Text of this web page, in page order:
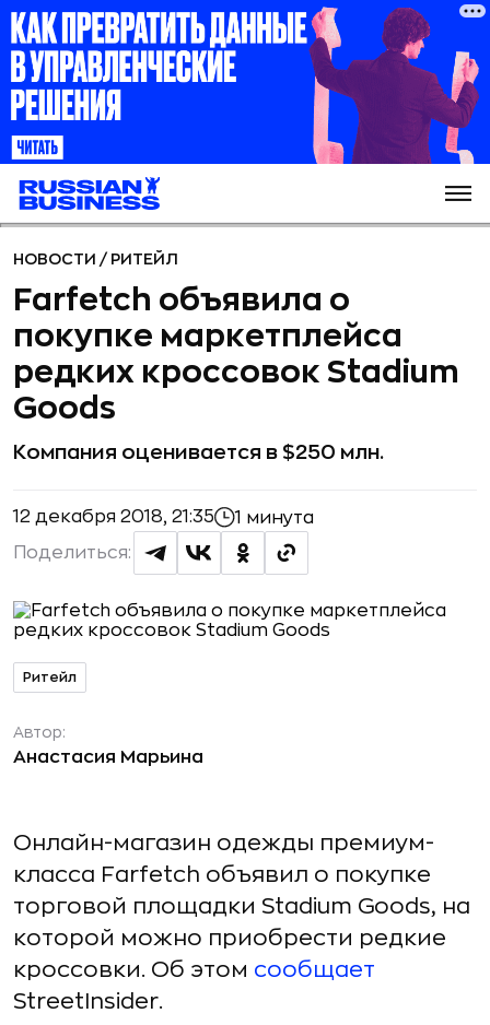
НОВОСТИ / РИТЕЙЛ
Farfetch объявила о
покупке маркетплейса
редких кроссовок Stadium
Goods
Компания оценивается в $250 млн.
12 декабря 2018, 21:35 1 минута
Поделиться:
Ритейл
Автор:
Анастасия Марьина
Онлайн-магазин одежды премиум-
класса Farfetch объявил о покупке
торговой площадки Stadium Goods, на
которой можно приобрести редкие
кроссовки. Об этом сообщает
StreetInsider.